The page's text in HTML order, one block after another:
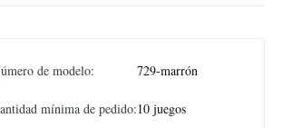
de modelo: 729-marrón
mínima de pedido:10 juegos